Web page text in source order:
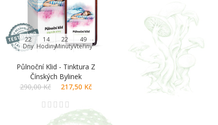
22
Dny
14
Hodiny
22
Minuty
48
Vteřiny
Půlnoční Klid - Tinktura Z
Čínských Bylinek
290,00 Kč
217,50 Kč